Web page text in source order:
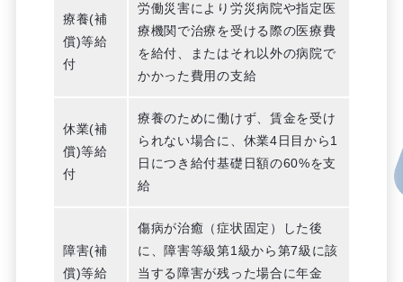
療養(補
償)等給
付
労働災害により労災病院や指定医
療機関で治療を受ける際の医療費
を給付、またはそれ以外の病院で
かかった費用の支給
休業(補
償)等給
付
療養のために働けず、賃金を受け
られない場合に、休業4日目から1
日につき給付基礎日額の60%を支
給
障害(補
償)等給
傷病が治癒（症状固定）した後
に、障害等級第1級から第7級に該
当する障害が残った場合に年金